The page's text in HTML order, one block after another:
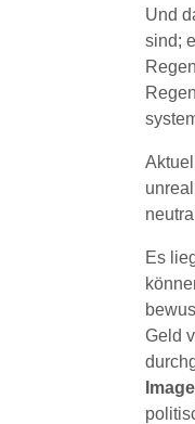
Und
sind;
Es
Geld